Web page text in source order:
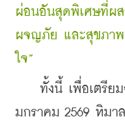
ผ่อนอันสุดพิเศษที่ผส
ผจญภัย และสุขภาพ
ใจ”
ทั้งนี้ เพื่อเตรียมฉ
มกราคม 2569 หิมา